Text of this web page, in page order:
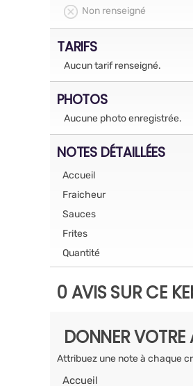
Non renseigné
TARIFS
Aucun tarif renseigné.
PHOTOS
Aucune photo enregistrée.
NOTES DÉTAILLÉES
Accueil
Fraicheur
Sauces
Frites
Quantité
0 AVIS SUR CE
DONNER VOTRE
Attribuez une note à chaque
Accueil